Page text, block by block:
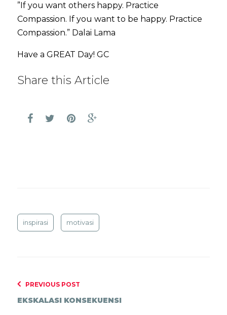
”If you want others happy. Practice
Compassion. If you want to be happy. Practice
Compassion.” Dalai Lama
Have a GREAT Day! GC
Share this Article
inspirasi motivasi
PREVIOUS POST
EKSKALASI KONSEKUENSI